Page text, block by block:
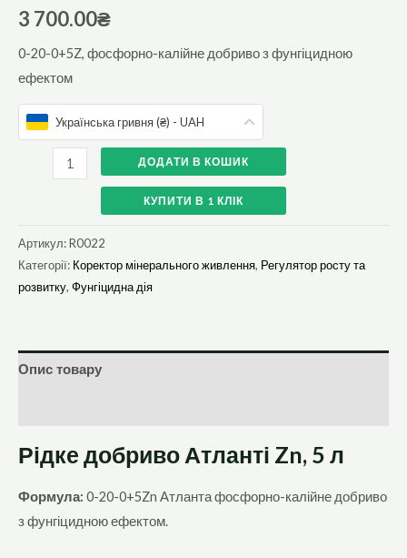
3 700.00₴
0-20-0+5Z, фосфорно-калійне добриво з фунгіцидною
ефектом
Українська гривня (₴) - UAH
ДОДАТИ В КОШИК
КУПИТИ В 1 КЛІК
Артикул:R0022
Категорії: Коректор мінерального живлення, Регулятор росту та
розвитку, Фунгіцидна дія
Опис товару
Рідке добриво Атланті Zn, 5 л
Формула: 0-20-0+5Zn Атланта фосфорно-калійне добриво
з фунгіцидною ефектом.